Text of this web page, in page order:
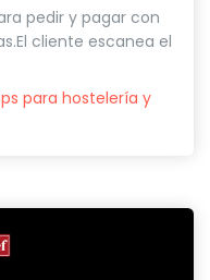
pedir y pagar con
cliente escanea el
para hostelería y